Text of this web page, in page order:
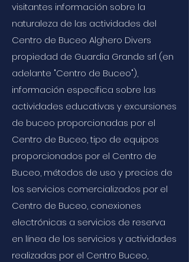
visitantes información sobre la
naturaleza de las actividades del
Centro de Buceo Alghero Divers
propiedad de Guardia Grande srl (en
adelante "Centro de Buceo"),
información específica sobre las
actividades educativas y excursiones
de buceo proporcionadas por el
Centro de Buceo, tipo de equipos
proporcionados por el Centro de
Buceo, métodos de uso y precios de
los servicios comercializados por el
Centro de Buceo, conexiones
electrónicas a servicios de reserva
en línea de los servicios y actividades
realizadas por el Centro Buceo,